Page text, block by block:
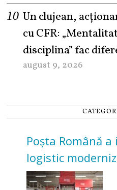
Un clujean,
cu CFR:
disciplina” fac
august 9, 2026
Poșta Română
logistic
Investiție de 3